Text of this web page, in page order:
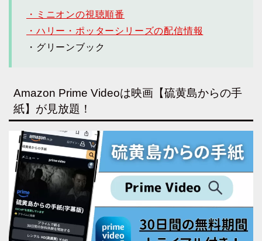
・ミニオンの視聴順番
・ハリー・ポッターシリーズの配信情報
・グリーンブック
Amazon Prime Videoは映画【硫黄島からの手
紙】が見放題！